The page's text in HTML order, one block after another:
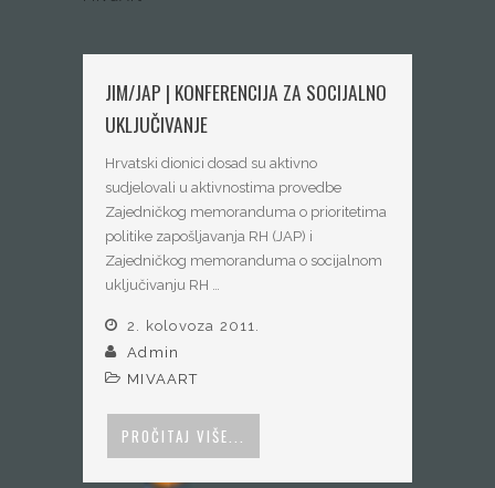
JIM/JAP | KONFERENCIJA ZA SOCIJALNO
UKLJUČIVANJE
Hrvatski dionici dosad su aktivno
sudjelovali u aktivnostima provedbe
Zajedničkog memoranduma o prioritetima
politike zapošljavanja RH (JAP) i
Zajedničkog memoranduma o socijalnom
uključivanju RH …
2. kolovoza 2011.
Admin
MIVAART
PROČITAJ VIŠE...